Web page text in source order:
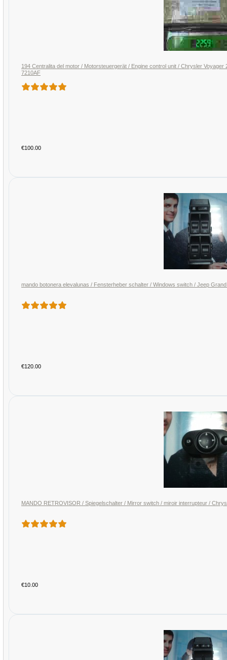
194 Centralita del motor / Motorsteuergerät / Engine control unit / Chrysler
7210AF
€100.00
mando botonera elevalunas / Fensterheber schalter / Windows switch / Jeep
€120.00
MANDO
€10.00